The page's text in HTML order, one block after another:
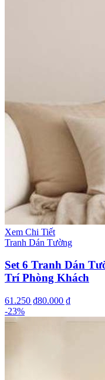
Xem Chi Tiết
Tranh Dán Tường
Set 6 Tranh Dán
Trí Phòng Khách
61.250 ₫80.000 ₫
-23%